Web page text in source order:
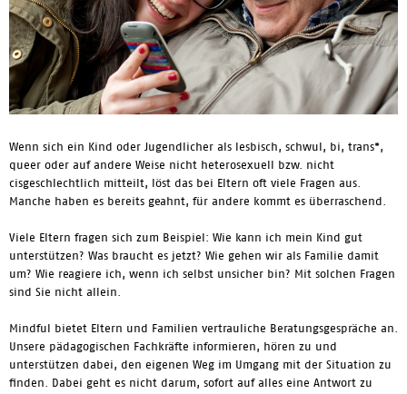
Wenn sich ein Kind oder Jugendlicher als lesbisch, schwul, bi, trans*,
queer oder auf andere Weise nicht heterosexuell bzw. nicht
cisgeschlechtlich mitteilt, löst das bei Eltern oft viele Fragen aus.
Manche haben es bereits geahnt, für andere kommt es überraschend.
Viele Eltern fragen sich zum Beispiel: Wie kann ich mein Kind gut
unterstützen? Was braucht es jetzt? Wie gehen wir als Familie damit
um? Wie reagiere ich, wenn ich selbst unsicher bin? Mit solchen Fragen
sind Sie nicht allein.
Mindful bietet Eltern und Familien vertrauliche Beratungsgespräche an.
Unsere pädagogischen Fachkräfte informieren, hören zu und
unterstützen dabei, den eigenen Weg im Umgang mit der Situation zu
finden. Dabei geht es nicht darum, sofort auf alles eine Antwort zu